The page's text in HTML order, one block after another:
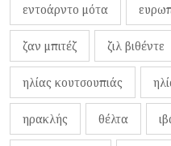
εντοάρντο μότα
ζαν μπιτέζ ζιλ βιθέντε
ηλίας κουτσουπιάς
ηρακλής θέλτα